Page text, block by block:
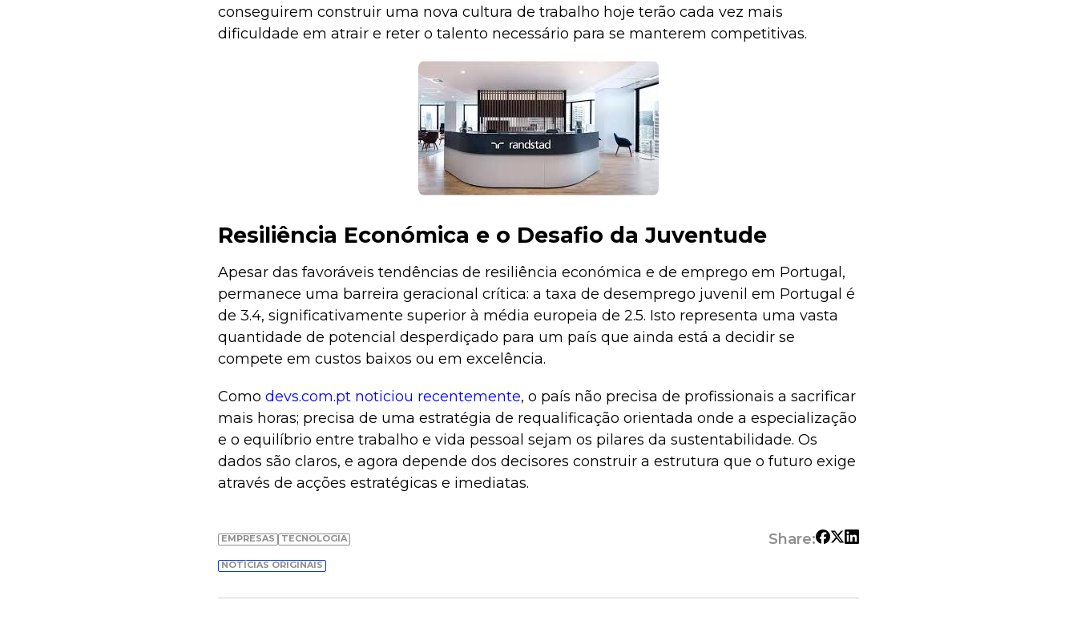
conseguirem construir uma nova cultura de trabalho hoje terão cada vez mais
dificuldade em atrair e reter o talento necessário para se manterem competitivas.
Resiliência Económica e o Desafio da Juventude
Apesar das favoráveis tendências de resiliência económica e de emprego em Portugal,
permanece uma barreira geracional crítica: a taxa de desemprego juvenil em Portugal é
de 3.4, significativamente superior à média europeia de 2.5. Isto representa uma vasta
quantidade de potencial desperdiçado para um país que ainda está a decidir se
compete em custos baixos ou em excelência.
Como devs.com.pt noticiou recentemente, o país não precisa de profissionais a sacrificar
mais horas; precisa de uma estratégia de requalificação orientada onde a especialização
e o equilíbrio entre trabalho e vida pessoal sejam os pilares da sustentabilidade. Os
dados são claros, e agora depende dos decisores construir a estrutura que o futuro exige
através de acções estratégicas e imediatas.
EMPRESAS TECNOLOGIA Share:
NOTÍCIAS ORIGINAIS